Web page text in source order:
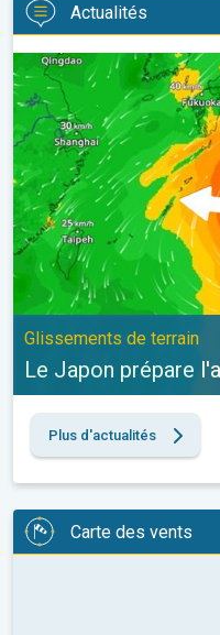
Actualités
Le Japon prépare l'arrivée
Glissements de terrain
Le Japon prépare
Plus d'actualités
Carte des vents